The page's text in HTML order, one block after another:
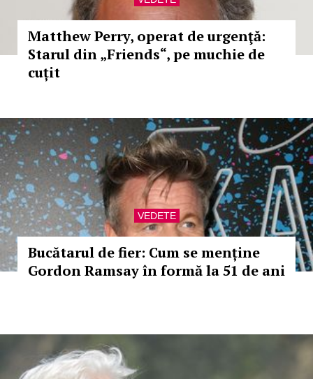
Matthew Perry, operat de urgenţă:
Starul din „Friends“, pe muchie de
cuțit
VEDETE
Bucătarul de fier: Cum se menține
Gordon Ramsay în formă la 51 de ani